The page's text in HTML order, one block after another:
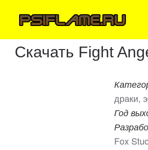
Скачать Fight
драки,
Год
Fox